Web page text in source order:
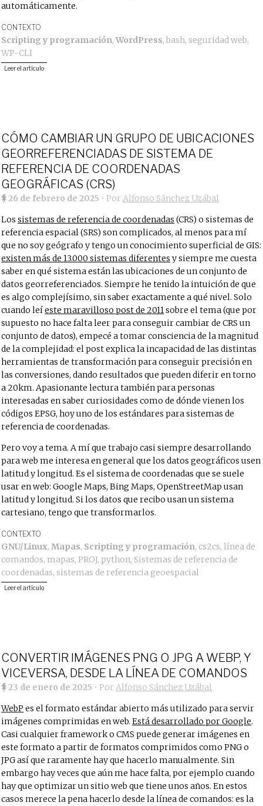
automáticamente.
CONTEXTO
Scripting y programación,WordPress,bash, seguridad web,
WP-CLI
Leer el artículo
CÓMO CAMBIAR UN GRUPO DE UBICACIONES
GEORREFERENCIADAS DE SISTEMA DE
REFERENCIA DE COORDENADAS
GEOGRÁFICAS (CRS)
26 de febrero de 2025 • PorAlfonso Sánchez Uzábal
Lossistemas de referencia de coordenadas (CRS) o sistemas de
referencia espacial (SRS) son complicados, al menos para mí
que no soy geógrafo y tengo un conocimiento superficial de GIS:
existen más de 13.000 sistemas diferentes y siempre me cuesta
saber en qué sistema están las ubicaciones de un conjunto de
datos georreferenciados. Siempre he tenido la intuición de que
es algo complejísimo, sin saber exactamente a qué nivel. Solo
cuando leíeste maravilloso post de 2011sobre el tema (que por
supuesto no hace falta leer para conseguir cambiar de CRS un
conjunto de datos), empecé a tomar consciencia de la magnitud
de la complejidad: el post explica la incapacidad de las distintas
herramientas de transformación para conseguir precisión en
las conversiones, dando resultados que pueden diferir en torno
a 20km. Apasionante lectura también para personas
interesadas en saber curiosidades como de dónde vienen los
códigos EPSG, hoy uno de los estándares para sistemas de
referencia de coordenadas.
Pero voy a tema. A mí que trabajo casi siempre desarrollando
para web me interesa en general que los datos geográficos usen
latitud y longitud. Es el sistema de coordenadas que se suele
usar en web: Google Maps, Bing Maps, OpenStreetMap usan
latitud y longitud. Si los datos que recibo usan un sistema
cartesiano, tengo que transformarlos.
CONTEXTO
GNU/Linux,Mapas, Scripting y programación, cs2cs,línea de
comandos, mapas,PROJ, python, Sistemas de referencia de
coordenadas, sistemas de referencia geoespacial
Leer el artículo
CONVERTIR IMÁGENES PNG O JPG A WEBP, Y
VICEVERSA, DESDE LA LÍNEA DE COMANDOS
23 de enero de 2025 • PorAlfonso Sánchez Uzábal
WebP es el formato estándar abierto más utilizado para servir
imágenes comprimidas en web.Está desarrollado por Google.
Casi cualquier framework o CMS puede generar imágenes en
este formato a partir de formatos comprimidos como PNG o
JPG así que raramente hay que hacerlo manualmente. Sin
embargo hay veces que aún me hace falta, por ejemplo cuando
hay que optimizar un sitio web que tiene unos años. En estos
casos merece la pena hacerlo desde la línea de comandos: es la